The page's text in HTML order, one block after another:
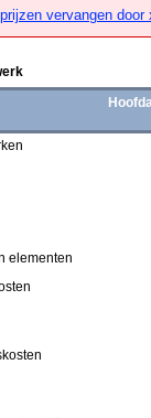
vervangen door
elementen